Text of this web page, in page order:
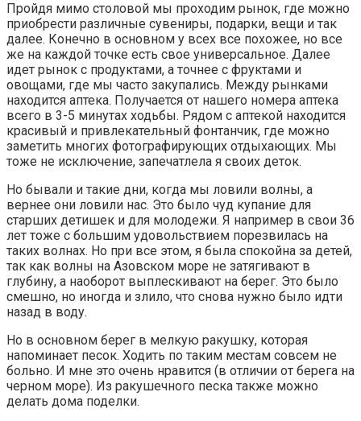
Пройдя мимо столовой мы проходим рынок, где можно
приобрести различные сувениры, подарки, вещи и так
далее. Конечно в основном у всех все похожее, но все
же на каждой точке есть свое универсальное. Далее
идет рынок с продуктами, а точнее с фруктами и
овощами, где мы часто закупались. Между рынками
находится аптека. Получается от нашего номера аптека
всего в 3-5 минутах ходьбы. Рядом с аптекой находится
красивый и привлекательный фонтанчик, где можно
заметить многих фотографирующих отдыхающих. Мы
тоже не исключение, запечатлела я своих деток.
Но бывали и такие дни, когда мы ловили волны, а
вернее они ловили нас. Это было чуд купание для
старших детишек и для молодежи. Я например в свои 36
лет тоже с большим удовольствием порезвилась на
таких волнах. Но при все этом, я была спокойна за детей,
так как волны на Азовском море не затягивают в
глубину, а наоборот выплескивают на берег. Это было
смешно, но иногда и злило, что снова нужно было идти
назад в воду.
Но в основном берег в мелкую ракушку, которая
напоминает песок. Ходить по таким местам совсем не
больно. И мне это очень нравится (в отличии от берега на
черном море). Из ракушечного песка также можно
делать дома поделки.